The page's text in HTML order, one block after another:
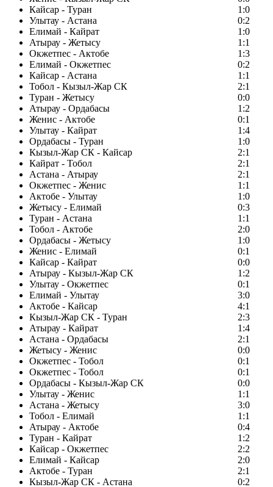
Кайсар - Туран
1:0
Улытау - Астана
0:2
Елимай - Кайрат
1:0
Атырау - Жетысу
1:1
Окжетпес - Актобе
1:3
Елимай - Окжетпес
0:2
Кайсар - Астана
1:1
Тобол - Кызыл-Жар СК
2:1
Туран - Жетысу
0:0
Атырау - Ордабасы
1:2
Женис - Актобе
0:1
Улытау - Кайрат
1:4
Ордабасы - Туран
1:0
Кызыл-Жар СК - Кайсар
2:1
Кайрат - Тобол
2:1
Астана - Атырау
2:1
Окжетпес - Женис
1:1
Актобе - Улытау
1:0
Жетысу - Елимай
0:3
Туран - Астана
1:1
Тобол - Актобе
2:0
Ордабасы - Жетысу
1:0
Женис - Елимай
0:1
Кайсар - Кайрат
0:0
Атырау - Кызыл-Жар СК
1:2
Улытау - Окжетпес
0:1
Елимай - Улытау
3:0
Актобе - Кайсар
4:1
Кызыл-Жар СК - Туран
2:3
Атырау - Кайрат
1:4
Астана - Ордабасы
2:1
Жетысу - Женис
0:0
Окжетпес - Тобол
0:1
Окжетпес - Тобол
0:1
Ордабасы - Кызыл-Жар СК
0:0
Улытау - Женис
1:1
Астана - Жетысу
3:0
Тобол - Елимай
1:1
Атырау - Актобе
0:4
Туран - Кайрат
1:2
Кайсар - Окжетпес
2:2
Елимай - Кайсар
2:0
Актобе - Туран
2:1
Кызыл-Жар СК - Астана
0:2